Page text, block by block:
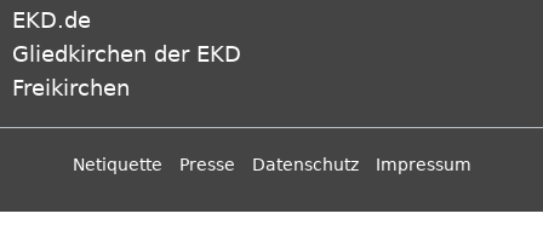
EKD.de
Gliedkirchen der EKD
Freikirchen
Netiquette Presse Datenschutz Impressum